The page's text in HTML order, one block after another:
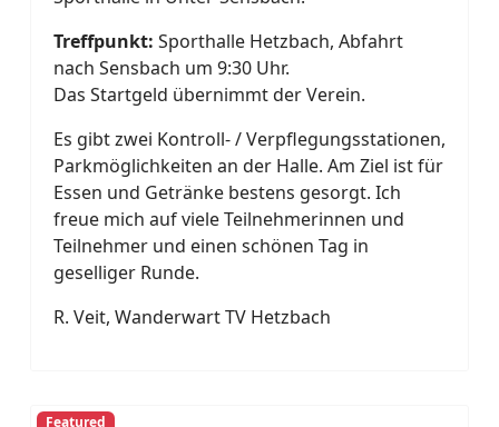
Treffpunkt: Sporthalle Hetzbach, Abfahrt
nach Sensbach um 9:30 Uhr.
Das Startgeld übernimmt der Verein.
Es gibt zwei Kontroll- / Verpflegungsstationen,
Parkmöglichkeiten an der Halle. Am Ziel ist für
Essen und Getränke bestens gesorgt. Ich
freue mich auf viele Teilnehmerinnen und
Teilnehmer und einen schönen Tag in
geselliger Runde.
R. Veit, Wanderwart TV Hetzbach
Featured